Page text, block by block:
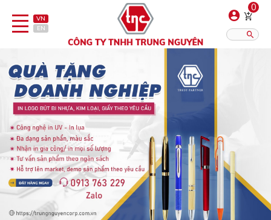
VN
EN
0
Danh sách sản phẩm
Bút
Bật lửa
Đồ sứ quà tặng
Bình/ca giữ nhiệt
Hiển thị?: 20